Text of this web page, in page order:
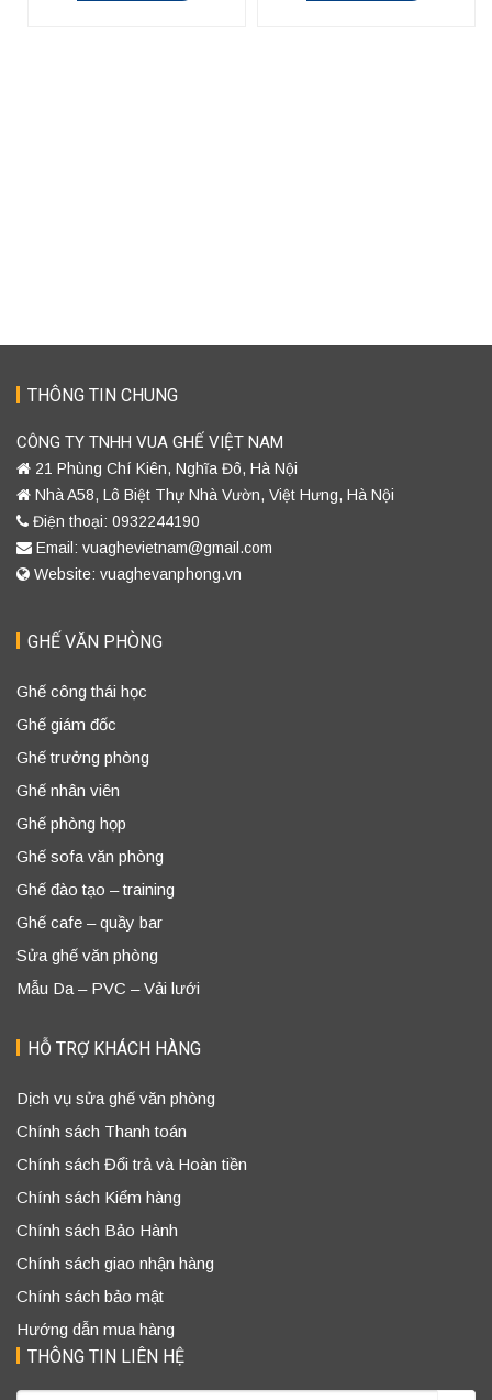
THÔNG TIN CHUNG
CÔNG TY TNHH VUA GHẾ VIỆT NAM
21 Phùng Chí Kiên, Nghĩa Đô, Hà Nội
Nhà A58, Lô Biệt Thự Nhà Vườn, Việt Hưng, Hà Nội
Điện thoại: 0932244190
Email: vuaghevietnam@gmail.com
Website: vuaghevanphong.vn
GHẾ VĂN PHÒNG
Ghế công thái học
Ghế giám đốc
Ghế trưởng phòng
Ghế nhân viên
Ghế phòng họp
Ghế sofa văn phòng
Ghế đào tạo – training
Ghế cafe – quầy bar
Sửa ghế văn phòng
Mẫu Da – PVC – Vải lưới
HỖ TRỢ KHÁCH HÀNG
Dịch vụ sửa ghế văn phòng
Chính sách Thanh toán
Chính sách Đổi trả và Hoàn tiền
Chính sách Kiểm hàng
Chính sách Bảo Hành
Chính sách giao nhận hàng
Chính sách bảo mật
Hướng dẫn mua hàng
THÔNG TIN LIÊN HỆ